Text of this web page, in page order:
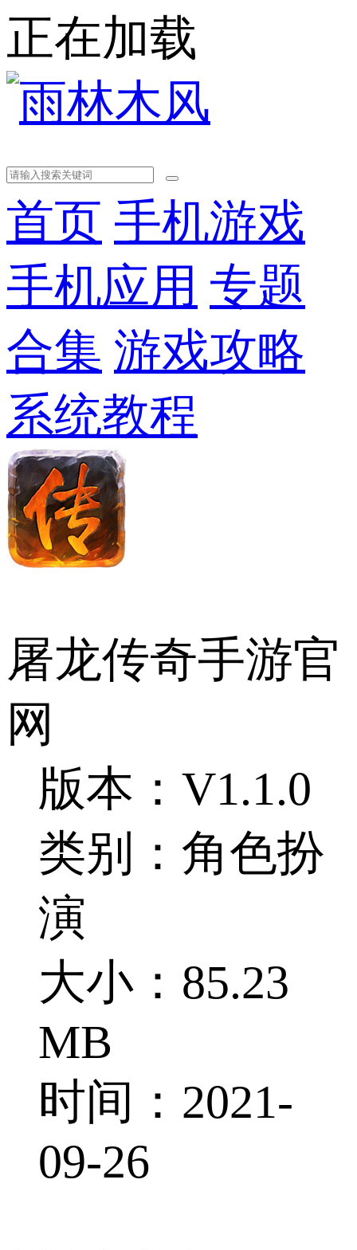
正在加载
首页 手机游戏
手机应用 专题
合集 游戏攻略
系统教程
屠龙传奇手游官
网
版本：V1.1.0
类别：角色扮
演
大小：85.23
MB
时间：2021-
09-26